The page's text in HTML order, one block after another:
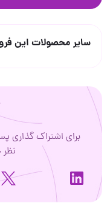
سایر محصولات این
برای اشتراک گذاری